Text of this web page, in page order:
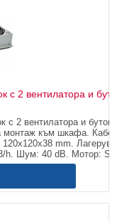
с 2 вентилатора и
с 2 вентилатора и
монтаж към шкафа.
mm.
h. Шум: 40 dB. Мотор: